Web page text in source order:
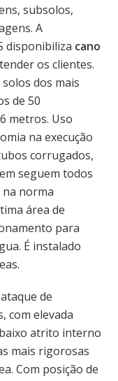
subsolos,
A
disponibiliza cano
os clientes.
dos mais
de 50
metros. Uso
na execução
corrugados,
seguem todos
norma
área de
para
É instalado
de
com elevada
atrito interno
mais rigorosas
Com posição de